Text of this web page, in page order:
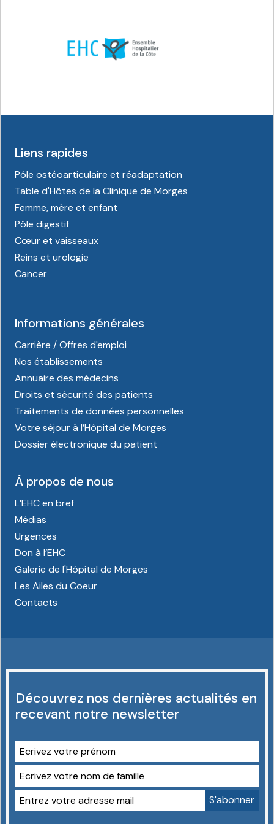
Liens rapides
Pôle ostéoarticulaire et réadaptation
Table d'Hôtes de la Clinique de Morges
Femme, mère et enfant
Pôle digestif
Cœur et vaisseaux
Reins et urologie
Cancer
Informations générales
Carrière / Offres d'emploi
Nos établissements
Annuaire des médecins
Droits et sécurité des patients
Traitements de données personnelles
Votre séjour à l’Hôpital de Morges
Dossier électronique du patient
À propos de nous
L’EHC en bref
Médias
Urgences
Don à l’EHC
Galerie de l'Hôpital de Morges
Les Ailes du Coeur
Contacts
Découvrez nos dernières actualités en
recevant notre newsletter